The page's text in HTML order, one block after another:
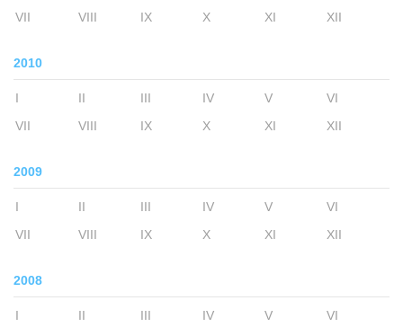
VII
VIII IX X XI XII
2010
I II III IV V
VI
VII
VIII IX X XI XII
2009
I II III IV V
VI
VII
VIII IX X XI XII
2008
I II III IV V
VI